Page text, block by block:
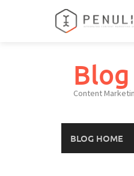
Content
BLOG HOME